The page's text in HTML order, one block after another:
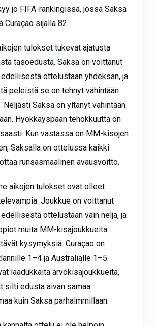
jo FIFA-rankingissa, jossa Saksa
Curaçao sijalla 82.
tulokset tukevat ajatusta
tasoedusta. Saksa on voittanut
ottelustaan yhdeksän, ja
peleistä se on tehnyt vähintään
Neljästi Saksa on yltänyt vähintään
Hyökkäyspään tehokkuutta on
Kun vastassa on MM-kisojen
Saksalla on ottelussa kaikki
runsasmaalinen avausvoitto.
aikojen tulokset ovat olleet
Joukkue on voittanut
ottelustaan vain neljä, ja
muita MM-kisajoukkueita
kysymyksiä. Curaçao on
1–4 ja Australialle 1–5.
laadukkaita arvokisajoukkueita,
silti edusta aivan samaa
kuin Saksa parhaimmillaan.